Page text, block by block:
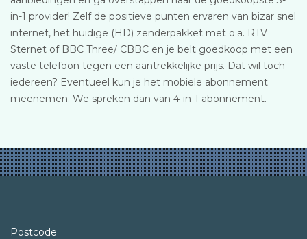
in-1 provider! Zelf de positieve punten ervaren van bizar snel
internet, het huidige (HD) zenderpakket met o.a. RTV
Sternet of BBC Three/ CBBC en je belt goedkoop met een
vaste telefoon tegen een aantrekkelijke prijs. Dat wil toch
iedereen? Eventueel kun je het mobiele abonnement
meenemen. We spreken dan van 4-in-1 abonnement.
Postcode